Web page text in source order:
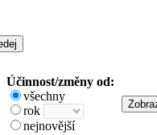
Účinnost/změny od:
všechny
rok
nejnovější